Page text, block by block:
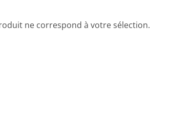
ne correspond à votre sélection.